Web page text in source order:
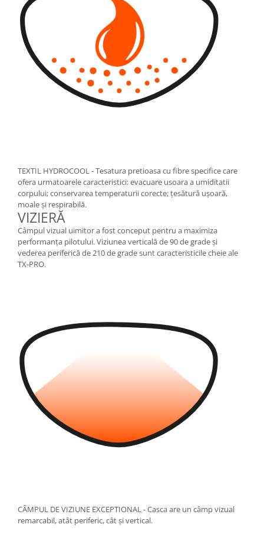
TEXTIL HYDROCOOL - Tesatura pretioasa cu fibre specifice care
ofera urmatoarele caracteristici: evacuare usoara a umiditatii
corpului; conservarea temperaturii corecte; țesătură ușoară,
moale și respirabilă.
VIZIERĂ
Câmpul vizual uimitor a fost conceput pentru a maximiza
performanța pilotului. Viziunea verticală de 90 de grade și
vederea periferică de 210 de grade sunt caracteristicile cheie ale
TX-PRO.
CÂMPUL DE VIZIUNE EXCEPTIONAL - Casca are un câmp vizual
remarcabil, atât periferic, cât și vertical.